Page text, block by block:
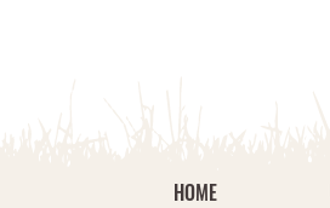
HOME